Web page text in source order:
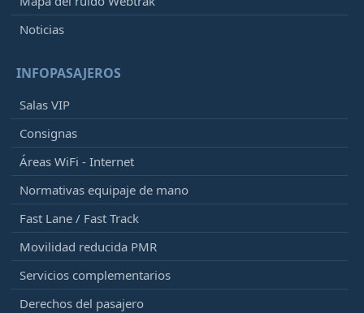
Noticias
INFOPASAJEROS
Salas VIP
Consignas
Áreas WiFi - Internet
Normativas equipaje de mano
Fast Lane / Fast Track
Movilidad reducida PMR
Servicios complementarios
Derechos del pasajero